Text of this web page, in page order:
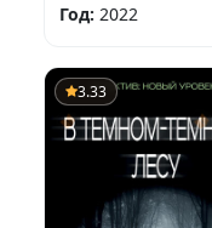
Год: 2022
3.33